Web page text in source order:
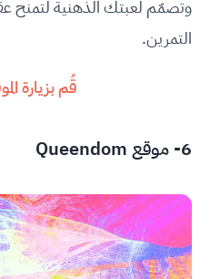
وتصمّم لعبتك الذهنية لتمنح
التمرين.
قُم بزيارة
6- موقع Queendom